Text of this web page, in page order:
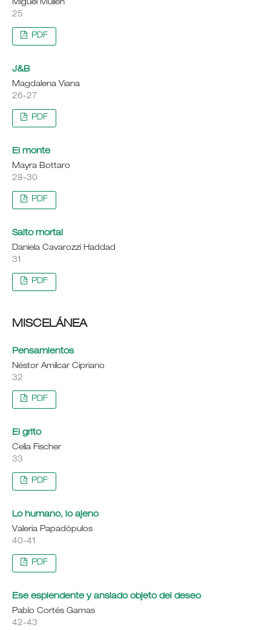
Miguel Mullen
25
PDF
J&B
Magdalena Viana
26-27
PDF
El monte
Mayra Bottaro
28-30
PDF
Salto mortal
Daniela Cavarozzi Haddad
31
PDF
MISCELÁNEA
Pensamientos
Néstor Amílcar Cipriano
32
PDF
El grito
Celia Fischer
33
PDF
Lo humano, lo ajeno
Valeria Papadópulos
40-41
PDF
Ese esplendente y ansiado objeto del deseo
Pablo Cortés Gamas
42-43